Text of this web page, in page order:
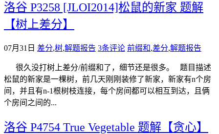
洛谷 P3258 [JLOI2014]松鼠的新家 题解
【树上差分】
07月31日 差分,树,解题报告 3条评论 前缀和,差分,解题报告
很久没打树上差分/前缀和了，细节还是很多。 题目描述
松鼠的新家是一棵树，前几天刚刚装修了新家，新家有n个房
间，并且有n-1根树枝连接，每个房间都可以相互到达，且俩
个房间之间的...
洛谷 P4754 True Vegetable 题解【贪心】